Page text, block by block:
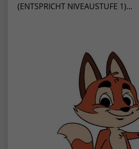
(ENTSPRICHT NIVEAUSTUFE 1)...